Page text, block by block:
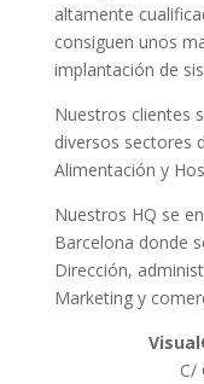
altamente
consiguen unos
implantación de
Nuestros clientes
diversos sectores
Alimentación y
Nuestros HQ se
Barcelona donde
Dirección,
Marketing y
C/